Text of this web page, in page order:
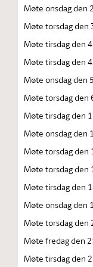
Møte onsdag den
Møte torsdag den
Møte tirsdag den
Møte tirsdag den
Møte onsdag den
Møte torsdag den
Møte tirsdag den
Møte onsdag den
Møte torsdag den
Møte torsdag den
Møte tirsdag den
Møte onsdag den
Møte torsdag den
Møte fredag den
Møte tirsdag den